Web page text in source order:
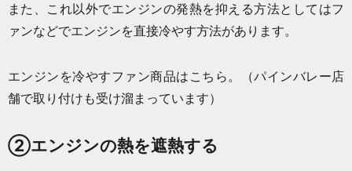
また、これ以外でエンジンの発熱を抑える方法としてはフ
ァンなどでエンジンを直接冷やす方法があります。
エンジンを冷やすファン商品はこちら。
（パインバレー店
舗で取り付けも受け溜まっています）
②エンジンの熱を遮熱する